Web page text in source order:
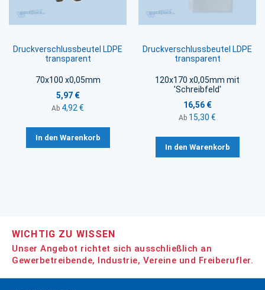
Druckverschlussbeutel LDPE
transparent
70x100 x0,05mm
5,97 €
Ab 4,92 €
In den Warenkorb
Druckverschlussbeutel LDPE
transparent
120x170 x0,05mm mit
'Schreibfeld'
16,56 €
Ab 15,30 €
In den Warenkorb
WICHTIG ZU WISSEN
Unser Angebot richtet sich ausschließlich an
Gewerbetreibende, Industrie, Vereine und Freiberufler.